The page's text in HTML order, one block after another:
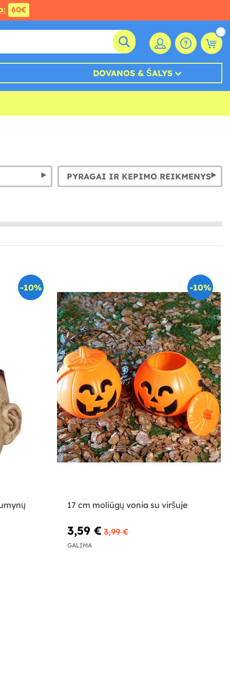
60€
DOVANOS & ŠALYS
PYRAGAI IR KEPIMO REIKMENYS
-10% -10%
17 cm moliūgų vonia su viršuje
3,59 € 3,99 €
GALIMA